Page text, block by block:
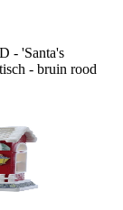
- 'Santa's
- bruin rood